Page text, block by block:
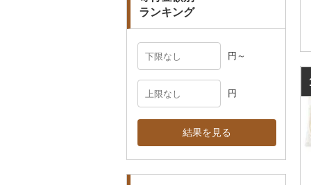
ランキング
円～
円
結果を見る